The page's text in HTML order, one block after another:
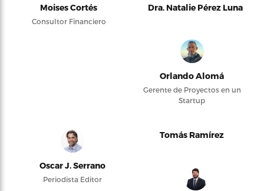
Moises Cortés
Consultor Financiero
Dra. Natalie Pérez Luna
Orlando Alomá
Gerente de Proyectos en un
Startup
Oscar J. Serrano
Periodista Editor
Tomás Ramírez